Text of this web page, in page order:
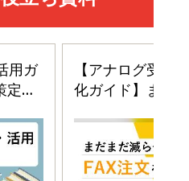
穴を売れ
ンド・シフト): 「信頼」で選ばれ
略
ション[王道エンタメの矜持／
)2026/07/08号 No.2502[2026
の恋と運命／山田涼介]
休中に１億貯めた株式投資
起業家人生で得た知見
版］：人を動かす七つの原理